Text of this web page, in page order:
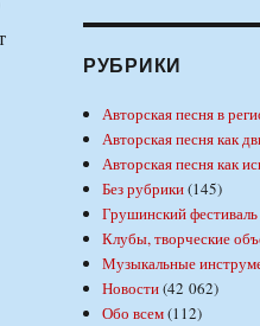
РУБРИКИ
Авторская песня в
Авторская песня как
Авторская песня как
Без рубрики(145)
Грушинский фестиваль
Клубы, творческие
Музыкальные
Новости(42 062)
Обо всем(112)